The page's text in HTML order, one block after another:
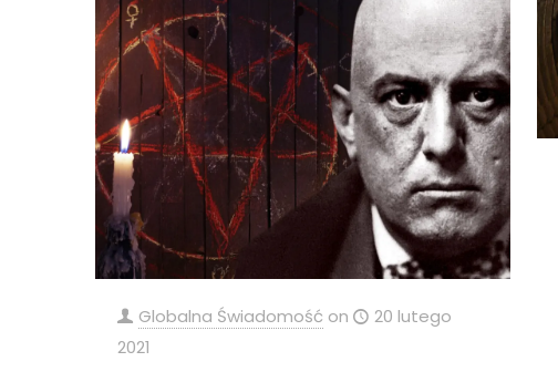
Globalna Świadomość on
20 lutego
2021